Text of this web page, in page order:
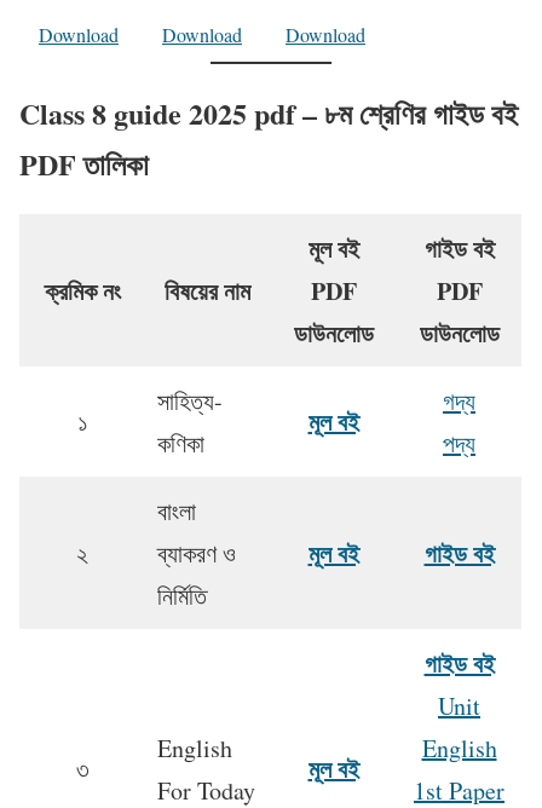
Download Download Download
Class 8 guide 2025 pdf –৮মশ্রেণির গাইড বই
PDF তালিকা
ক্রমিক নং বিষয়ের নাম
মূল বই
PDF
ডাউনলোড
গাইড বই
PDF
ডাউনলোড
১
সাহিত্য-
কণিকা
মূল বই
গদ্য
পদ্য
২
বাংলা
ব্যাকরণ ও
নির্মিতি
মূল বই গাইড বই
৩
English
For Today
মূল বই
গাইড বই
Unit
English
1st Paper